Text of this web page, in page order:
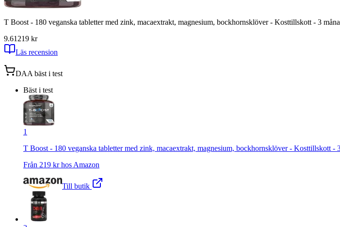
T Boost - 180 veganska tabletter med zink, macaextrakt, magnesium, bockhornsklöver - Kosttillskott - 3
9.61 219 kr
Läs recension
DAA bäst i test
Bäst i test
1
T Boost - 180 veganska tabletter med zink, macaextrakt, magnesium, bockhornsklöver - Kosttillskott
Från 219 kr hos Amazon
Till butik